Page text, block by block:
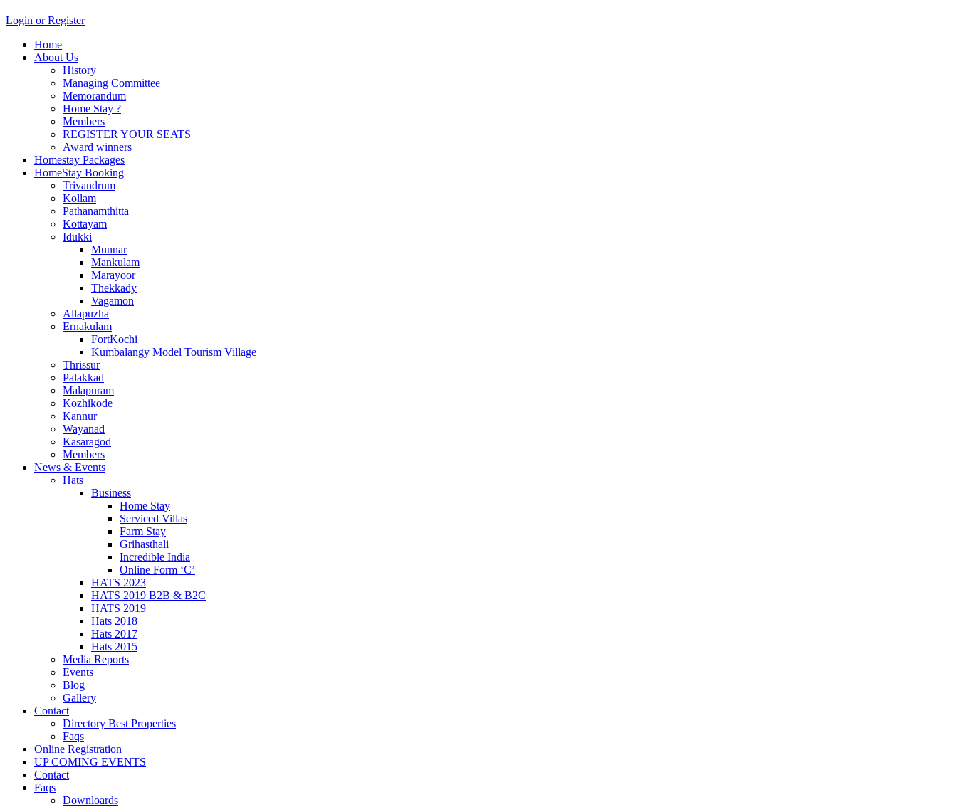
Login or Register
Home
About Us
History
Managing Committee
Memorandum
Home Stay ?
Members
REGISTER YOUR SEATS
Award winners
Homestay Packages
HomeStay Booking
Trivandrum
Kollam
Pathanamthitta
Kottayam
Idukki
Munnar
Mankulam
Marayoor
Thekkady
Vagamon
Allapuzha
Ernakulam
FortKochi
Kumbalangy Model Tourism Village
Thrissur
Palakkad
Malapuram
Kozhikode
Kannur
Wayanad
Kasaragod
Members
News & Events
Hats
Business
Home Stay
Serviced Villas
Farm Stay
Grihasthali
Incredible India
Online Form ‘C’
HATS 2023
HATS 2019 B2B & B2C
HATS 2019
Hats 2018
Hats 2017
Hats 2015
Media Reports
Events
Blog
Gallery
Contact
Directory Best Properties
Faqs
Online Registration
UP COMING EVENTS
Contact
Faqs
Downloards